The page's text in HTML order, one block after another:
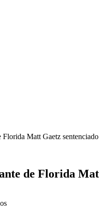
Matt Gaetz
de Florida